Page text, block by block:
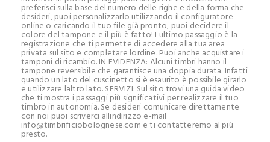
preferisci sulla base del numero delle righe e della forma che
desideri, puoi personalizzarlo utilizzando il configuratore
online o caricando il tuo file già pronto, puoi decidere il
colore del tampone e il più è fatto! Lultimo passaggio è la
registrazione che ti permette di accedere alla tua area
privata sul sito e completare lordine. Puoi anche acquistare i
tamponi di ricambio. IN EVIDENZA: Alcuni timbri hanno il
tampone reversibile che garantisce una doppia durata. Infatti
quando un lato del cuscinetto si è esaurito è possibile girarlo
e utilizzare laltro lato. SERVIZI: Sul sito trovi una guida video
che ti mostra i passaggi più significativi per realizzare il tuo
timbro in autonomia. Se desideri comunicare direttamente
con noi puoi scriverci allindirizzo e-mail
info@timbrificiobolognese.com e ti contatteremo al più
presto.